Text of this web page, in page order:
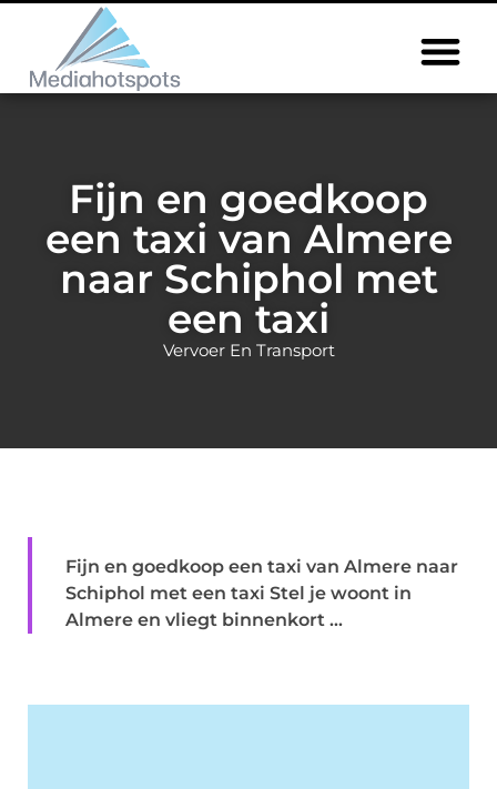
Fijn en goedkoop
een taxi van Almere
naar Schiphol met
een taxi
Vervoer En Transport
Fijn en goedkoop een taxi van Almere naar
Schiphol met een taxi Stel je woont in
Almere en vliegt binnenkort ...